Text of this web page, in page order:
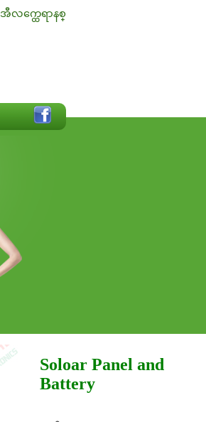
အီလက္ထေရာနစ္
Soloar Panel and
Battery